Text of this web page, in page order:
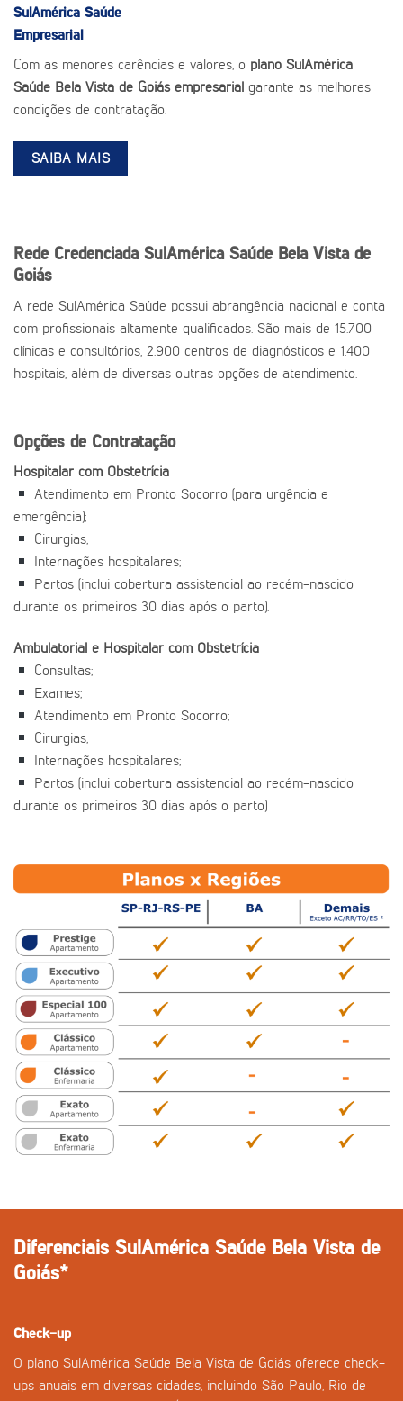
SulAmérica Saúde
Empresarial
Com as menores carências e valores, o plano SulAmérica
Saúde Bela Vista de Goiás empresarial garante as melhores
condições de contratação.
SAIBA MAIS
Rede Credenciada SulAmérica Saúde Bela Vista de
Goiás
A rede SulAmérica Saúde possui abrangência nacional e conta
com profissionais altamente qualificados. São mais de 15.700
clínicas e consultórios, 2.900 centros de diagnósticos e 1.400
hospitais, além de diversas outras opções de atendimento.
Opções de Contratação
Hospitalar com Obstetrícia
Atendimento em Pronto Socorro (para urgência e
emergência);
Cirurgias;
Internações hospitalares;
Partos (inclui cobertura assistencial ao recém-nascido
durante os primeiros 30 dias após o parto).
Ambulatorial e Hospitalar com Obstetrícia
Consultas;
Exames;
Atendimento em Pronto Socorro;
Cirurgias;
Internações hospitalares;
Partos (inclui cobertura assistencial ao recém-nascido
durante os primeiros 30 dias após o parto)
Diferenciais SulAmérica Saúde Bela Vista de
Goiás*
Check-up
O plano SulAmérica Saúde Bela Vista de Goiás oferece check-
ups anuais em diversas cidades, incluindo São Paulo, Rio de